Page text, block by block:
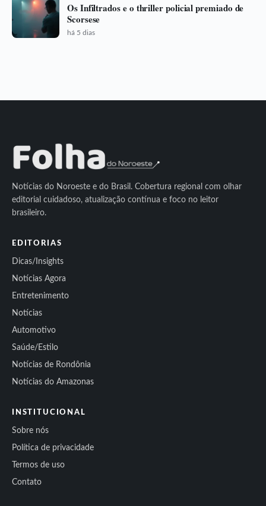
Os Infiltrados e o thriller policial premiado de
Scorsese
há 5 dias
Notícias do Noroeste e do Brasil. Cobertura regional com olhar
editorial cuidadoso, atualização contínua e foco no leitor
brasileiro.
EDITORIAS
Dicas/Insights
Notícias Agora
Entretenimento
Notícias
Automotivo
Saúde/Estilo
Notícias de Rondônia
Notícias do Amazonas
INSTITUCIONAL
Sobre nós
Política de privacidade
Termos de uso
Contato